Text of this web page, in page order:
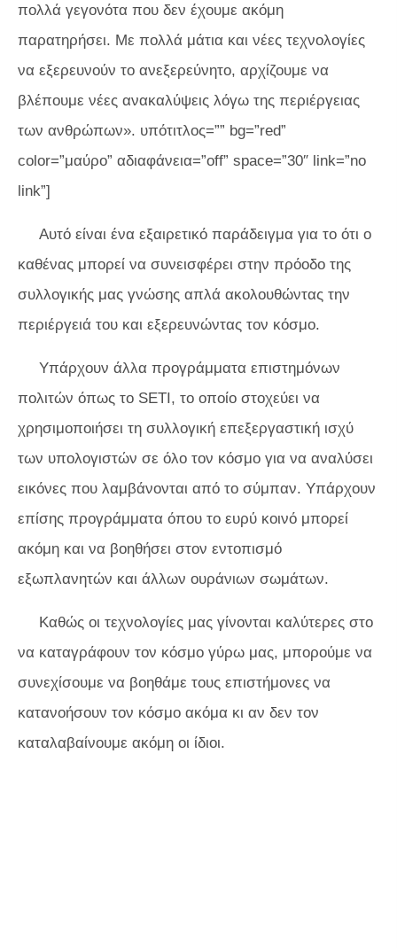
πολλά γεγονότα που δεν έχουμε ακόμη
παρατηρήσει. Με πολλά μάτια και νέες τεχνολογίες
να εξερευνούν το ανεξερεύνητο, αρχίζουμε να
βλέπουμε νέες ανακαλύψεις λόγω της περιέργειας
των ανθρώπων». υπότιτλος=”” bg=”red”
color=”μαύρο” αδιαφάνεια=”off” space=”30″ link=”no
link”]
Αυτό είναι ένα εξαιρετικό παράδειγμα για το ότι ο
καθένας μπορεί να συνεισφέρει στην πρόοδο της
συλλογικής μας γνώσης απλά ακολουθώντας την
περιέργειά του και εξερευνώντας τον κόσμο.
Υπάρχουν άλλα προγράμματα επιστημόνων
πολιτών όπως το SETI, το οποίο στοχεύει να
χρησιμοποιήσει τη συλλογική επεξεργαστική ισχύ
των υπολογιστών σε όλο τον κόσμο για να αναλύσει
εικόνες που λαμβάνονται από το σύμπαν. Υπάρχουν
επίσης προγράμματα όπου το ευρύ κοινό μπορεί
ακόμη και να βοηθήσει στον εντοπισμό
εξωπλανητών και άλλων ουράνιων σωμάτων.
Καθώς οι τεχνολογίες μας γίνονται καλύτερες στο
να καταγράφουν τον κόσμο γύρω μας, μπορούμε να
συνεχίσουμε να βοηθάμε τους επιστήμονες να
κατανοήσουν τον κόσμο ακόμα κι αν δεν τον
καταλαβαίνουμε ακόμη οι ίδιοι.